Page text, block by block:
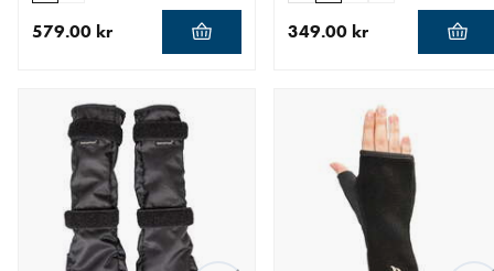
579.00 kr 349.00 kr